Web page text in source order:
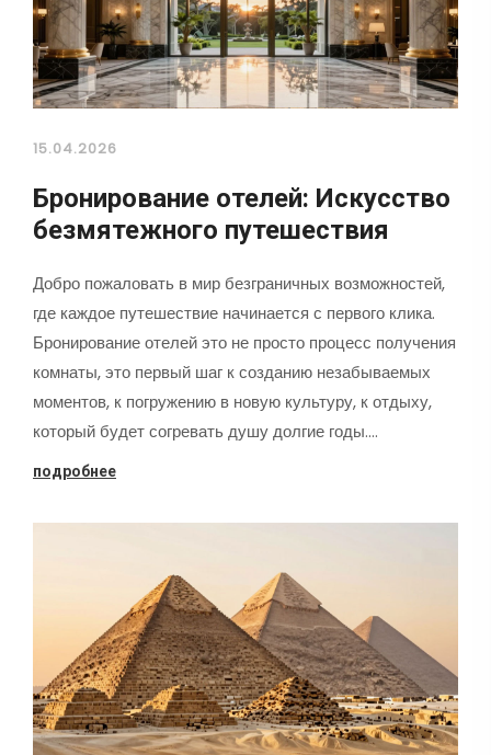
15.04.2026
Бронирование отелей: Искусство
безмятежного путешествия
Добро пожаловать в мир безграничных возможностей,
где каждое путешествие начинается с первого клика.
Бронирование отелей это не просто процесс получения
комнаты, это первый шаг к созданию незабываемых
моментов, к погружению в новую культуру, к отдыху,
который будет согревать душу долгие годы.…
подробнее